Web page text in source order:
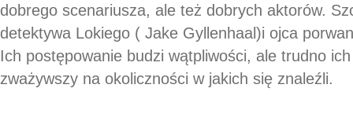
dobrego scenariusza, ale też dobrych aktorów.
detektywa Lokiego ( Jake Gyllenhaal)i ojca
Ich postępowanie budzi wątpliwości, ale trudno
zważywszy na okoliczności w jakich się znaleźli.